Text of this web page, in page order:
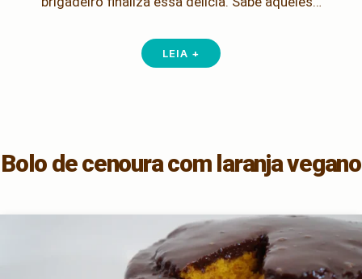
LEIA +
Bolo de cenoura com laranja vegano